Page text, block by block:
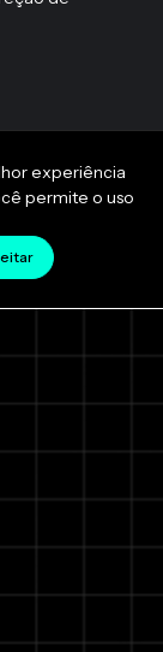
experiência
permite o uso